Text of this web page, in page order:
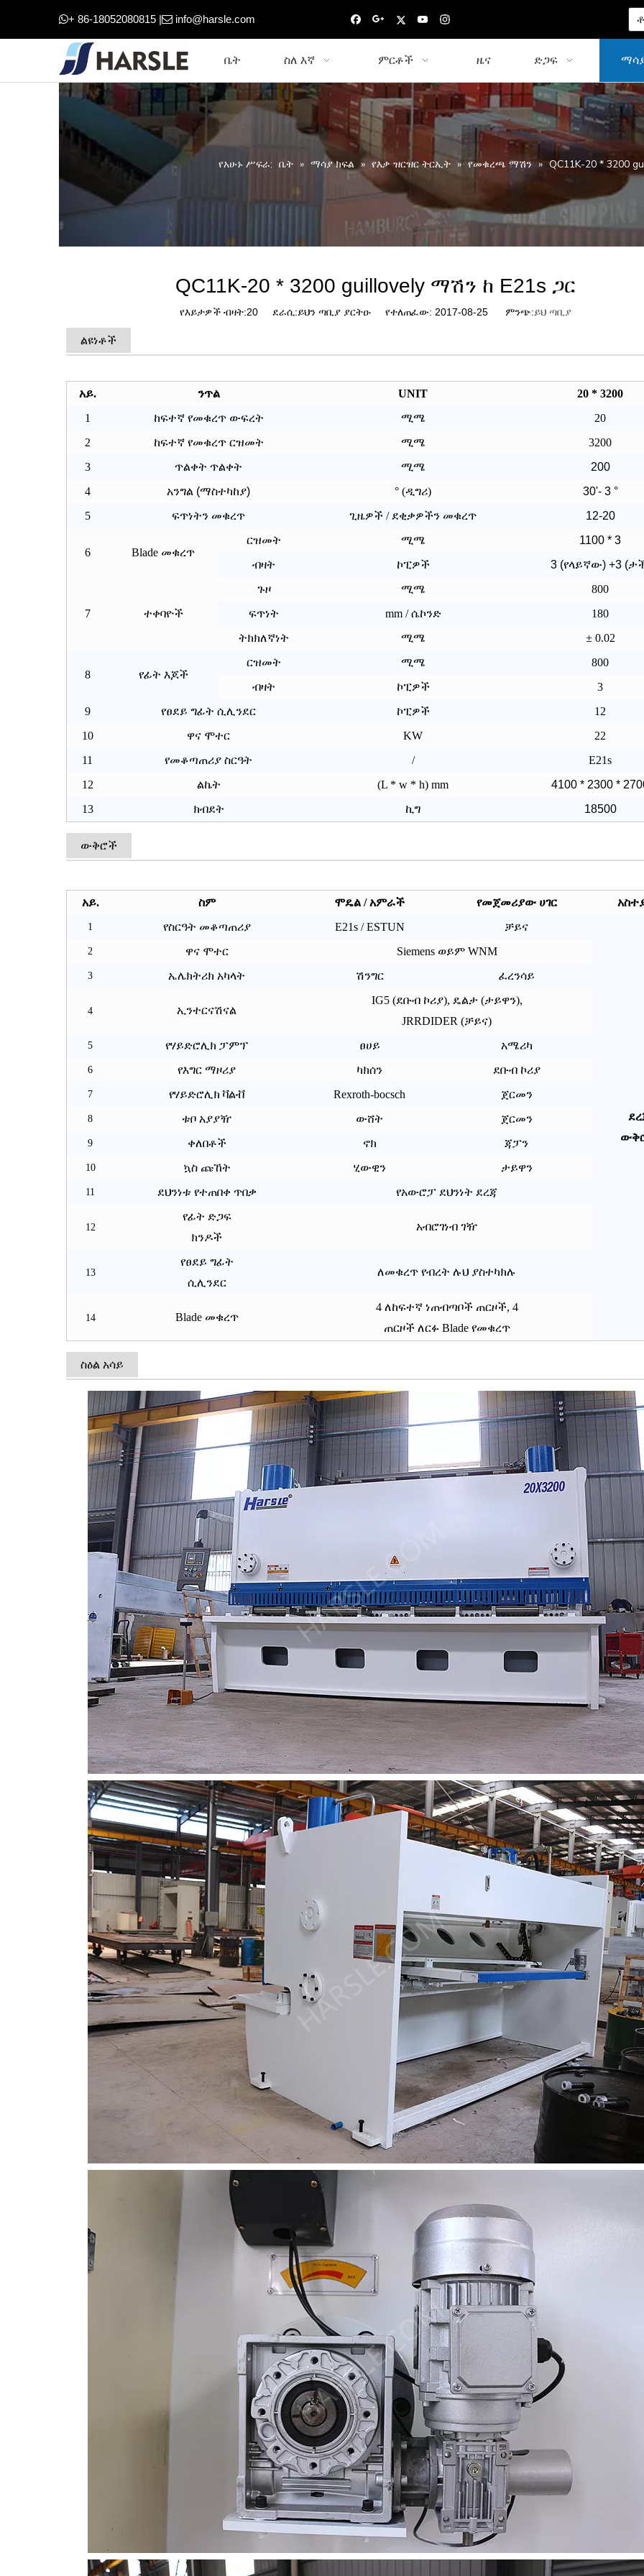
+ 86-18052080815 | info@harsle.com
ቤት ስለ እኛ ምርቶች ዜና ድጋፍ
የአሁኑ ሥፍራ: ቤት » ማሳያ ክፍል » የእቃ ዝርዝር ትርኢት » የመቁረጫ ማሽን » QC11K-20 * 3200
QC11K-20 * 3200 guillovely ማሽን ከ E21s ጋር
የእይታዎች ብዛት:20ደራሲ:ይህን ጣቢያ ያርትዑ የተለጠፈው: 2017-08-25 ምንጭ:ይህ ጣቢያ
ልዩነቶች
አይ. ንጥል UNIT
20 * 3200
1
ከፍተኛ የመቁረጥ ውፍረት ሚሜ
20
2
ከፍተኛ የመቁረጥ ርዝመት ሚሜ
3200
3
ጥልቀት ጥልቀት ሚሜ
200
4
አንግል (ማስተካከያ) ° (ዲግሪ)
30'- 3 °
5
ፍጥነትን መቁረጥ ጊዜዎች / ደቂቃዎችን መቁረጥ 12-20
6 Blade መቁረጥ
ርዝመት ሚሜ
1100 * 3
ብዛት
ኮፒዎች 3 (የላይኛው) +3
7 ተቀባዮች
ጉዞ ሚሜ
800
ፍጥነት
mm / ሴኮንድ
180
ትክክለኛነት
ሚሜ ± 0.02
8 የፊት እጆች
ርዝመት ሚሜ
800
ብዛት
ኮፒዎች
3
9
የፀደይ ግፊት ሲሊንደር ኮፒዎች
12
10
ዋና ሞተር KW
22
11
የመቆጣጠሪያ ስርዓት /
E21s
12
ልኬት (L * w * h) mm
4100 * 2300 *
13
ክብደት ኪግ 18500
ውቅሮች
አይ. ስም ሞዴል / አምራች የመጀመሪያው ሀገር
1 የስርዓት መቆጣጠሪያ E21s / ESTUN ቻይና
2 ዋና ሞተር Siemens ወይም WNM
3 ኤሌክትሪክ አካላት ሽንግር ፈረንሳይ
4 ኢንተርናሽናል
IG5 (ደቡብ ኮሪያ), ዴልታ (ታይዋን),
JRRDIDER (ቻይና)
5 የሃይድሮሊክ ፓምፕ ፀሀይ አሜሪካ
6 የእግር ማዞሪያ ካክሰን ደቡብ ኮሪያ
7 የሃይድሮሊክ ቫልቭ Rexroth-bocsch ጀርመን
8 ቱቦ አያያዥ ውሸት ጀርመን
9 ቀለበቶች ኖክ ጃፓን
10 ኳስ ጩኸት ሂውዊን ታይዋን
11 ደህንነቱ የተጠበቀ ጥበቃ የአውሮፓ ደህንነት ደረጃ
12
የፊት ድጋፍ
ክንዶች
አብሮገነብ ገዥ
13
የፀደይ ግፊት
ሲሊንደር
ለመቁረጥ የብረት ሉህ ያስተካክሉ
14 Blade መቁረጥ
4ለከፍተኛ ነጠብጣቦች ጠርዞች, 4
ጠርዞች ለርፉ Blade የመቁረጥ
ስዕል አሳይ